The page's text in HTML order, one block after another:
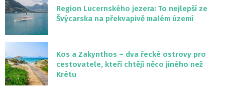
Region Lucernského jezera: To nejlepší ze
Švýcarska na překvapivě malém území
Kos a Zakynthos – dva řecké ostrovy pro
cestovatele, kteří chtějí něco jiného než
Krétu